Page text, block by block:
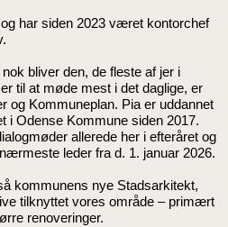
har siden 2023 været kontorchef
bliver den, de fleste af jer i
til at møde mest i det daglige, er
og Kommuneplan. Pia er uddannet
i Odense Kommune siden 2017.
allerede her i efteråret og
leder fra d. 1. januar 2026.
kommunens nye Stadsarkitekt,
tilknyttet vores område – primært
renoveringer.